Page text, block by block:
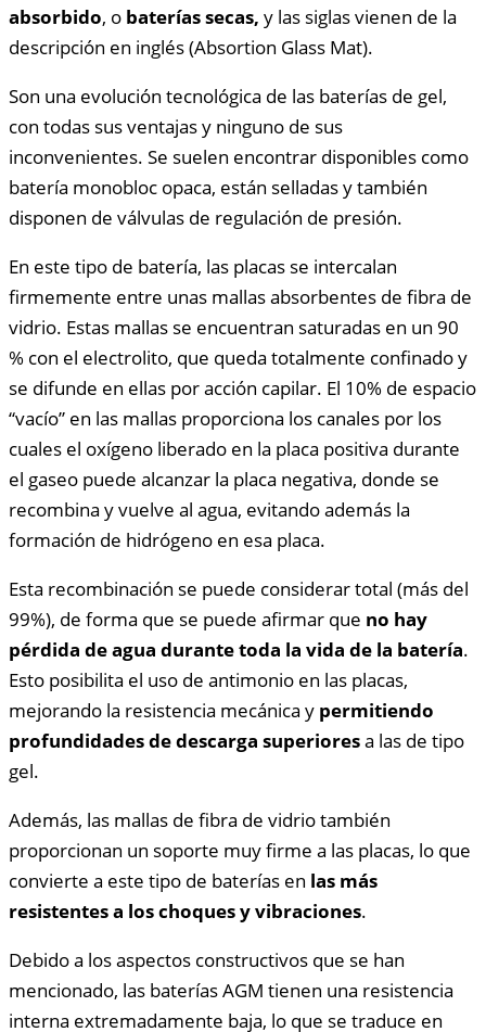
absorbido, o baterías secas, y las siglas vienen de la
descripción en inglés (Absortion Glass Mat).
Son una evolución tecnológica de las baterías de gel,
con todas sus ventajas y ninguno de sus
inconvenientes. Se suelen encontrar disponibles como
batería monobloc opaca, están selladas y también
disponen de válvulas de regulación de presión.
En este tipo de batería, las placas se intercalan
firmemente entre unas mallas absorbentes de fibra de
vidrio. Estas mallas se encuentran saturadas en un 90
% con el electrolito, que queda totalmente confinado y
se difunde en ellas por acción capilar. El 10% de espacio
“vacío” en las mallas proporciona los canales por los
cuales el oxígeno liberado en la placa positiva durante
el gaseo puede alcanzar la placa negativa, donde se
recombina y vuelve al agua, evitando además la
formación de hidrógeno en esa placa.
Esta recombinación se puede considerar total (más del
99%), de forma que se puede afirmar que no hay
pérdida de agua durante toda la vida de la batería.
Esto posibilita el uso de antimonio en las placas,
mejorando la resistencia mecánica y permitiendo
profundidades de descarga superioresa las de tipo
gel.
Además, las mallas de fibra de vidrio también
proporcionan un soporte muy firme a las placas, lo que
convierte a este tipo de baterías en las más
resistentes a los choques y vibraciones.
Debido a los aspectos constructivos que se han
mencionado, las baterías AGM tienen una resistencia
interna extremadamente baja, lo que se traduce en